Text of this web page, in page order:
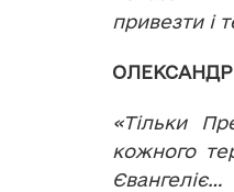
привезти і
ОЛЕКСАНДР
«Тільки
кожного